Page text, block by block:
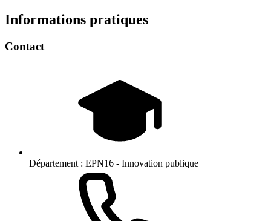
Informations pratiques
Contact
Département : EPN16 - Innovation publique